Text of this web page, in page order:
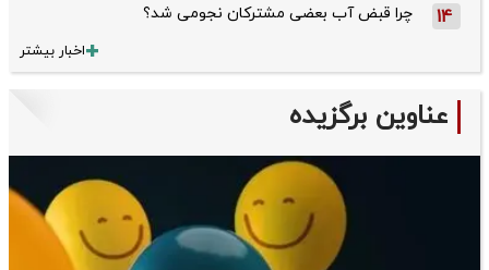
14 چرا قبض آب بعضی مشترکان نجومی شد؟
اخبار بیشتر
عناوین برگزیده